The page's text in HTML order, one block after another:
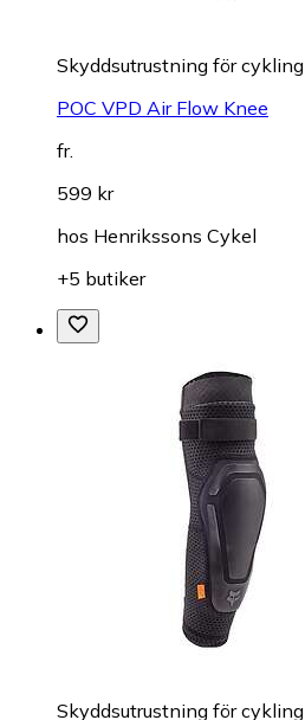
Skyddsutrustning för cykling
POC VPD Air Flow Knee
fr.
599 kr
hos Henrikssons Cykel
+5 butiker
Skyddsutrustning för cykling